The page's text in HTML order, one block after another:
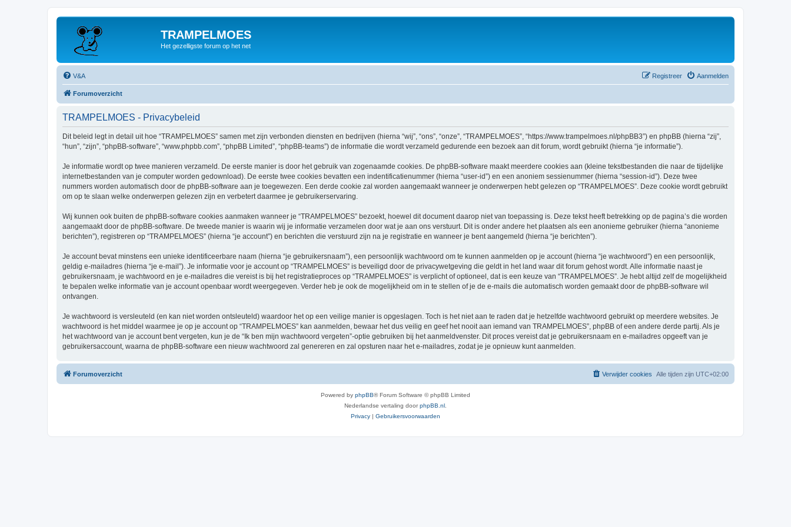
TRAMPELMOES
Het gezelligste forum op het net
V&A Aanmelden
Registreer
Forumoverzicht
TRAMPELMOES - Privacybeleid
Dit beleid legt in detail uit hoe “TRAMPELMOES” samen met zijn verbonden diensten en bedrijven (hierna “wij”, “ons”, “onze”, “TRAMPELMOES”, “https://www.trampelmoes.nl/phpBB3”) en phpBB (hierna “zij”,
“hun”, “zijn”, “phpBB-software”, “www.phpbb.com”, “phpBB Limited”, “phpBB-teams”) de informatie die wordt verzameld gedurende een bezoek aan dit forum, wordt gebruikt (hierna “je informatie”).
Je informatie wordt op twee manieren verzameld. De eerste manier is door het gebruik van zogenaamde cookies. De phpBB-software maakt meerdere cookies aan (kleine tekstbestanden die naar de tijdelijke
internetbestanden van je computer worden gedownload). De eerste twee cookies bevatten een indentificatienummer (hierna “user-id”) en een anoniem sessienummer (hierna “session-id”). Deze twee
nummers worden automatisch door de phpBB-software aan je toegewezen. Een derde cookie zal worden aangemaakt wanneer je onderwerpen hebt gelezen op “TRAMPELMOES”. Deze cookie wordt gebruikt
om op te slaan welke onderwerpen gelezen zijn en verbetert daarmee je gebruikerservaring.
Wij kunnen ook buiten de phpBB-software cookies aanmaken wanneer je “TRAMPELMOES” bezoekt, hoewel dit document daarop niet van toepassing is. Deze tekst heeft betrekking op de pagina’s die worden
aangemaakt door de phpBB-software. De tweede manier is waarin wij je informatie verzamelen door wat je aan ons verstuurt. Dit is onder andere het plaatsen als een anonieme gebruiker (hierna “anonieme
berichten”), registreren op “TRAMPELMOES” (hierna “je account”) en berichten die verstuurd zijn na je registratie en wanneer je bent aangemeld (hierna “je berichten”).
Je account bevat minstens een unieke identificeerbare naam (hierna “je gebruikersnaam”), een persoonlijk wachtwoord om te kunnen aanmelden op je account (hierna “je wachtwoord”) en een persoonlijk,
geldig e-mailadres (hierna “je e-mail”). Je informatie voor je account op “TRAMPELMOES” is beveiligd door de privacywetgeving die geldt in het land waar dit forum gehost wordt. Alle informatie naast je
gebruikersnaam, je wachtwoord en je e-mailadres die vereist is bij het registratieproces op “TRAMPELMOES” is verplicht of optioneel, dat is een keuze van “TRAMPELMOES”. Je hebt altijd zelf de mogelijkheid
te bepalen welke informatie van je account openbaar wordt weergegeven. Verder heb je ook de mogelijkheid om in te stellen of je de e-mails die automatisch worden gemaakt door de phpBB-software wil
ontvangen.
Je wachtwoord is versleuteld (en kan niet worden ontsleuteld) waardoor het op een veilige manier is opgeslagen. Toch is het niet aan te raden dat je hetzelfde wachtwoord gebruikt op meerdere websites. Je
wachtwoord is het middel waarmee je op je account op “TRAMPELMOES” kan aanmelden, bewaar het dus veilig en geef het nooit aan iemand van TRAMPELMOES”, phpBB of een andere derde partij. Als je
het wachtwoord van je account bent vergeten, kun je de “Ik ben mijn wachtwoord vergeten”-optie gebruiken bij het aanmeldvenster. Dit proces vereist dat je gebruikersnaam en e-mailadres opgeeft van je
gebruikersaccount, waarna de phpBB-software een nieuw wachtwoord zal genereren en zal opsturen naar het e-mailadres, zodat je je opnieuw kunt aanmelden.
Forumoverzicht Alle tijden zijn UTC+02:00
Verwijder cookies
Powered by phpBB® Forum Software © phpBB Limited
Nederlandse vertaling doorphpBB.nl
Privacy | Gebruikersvoorwaarden